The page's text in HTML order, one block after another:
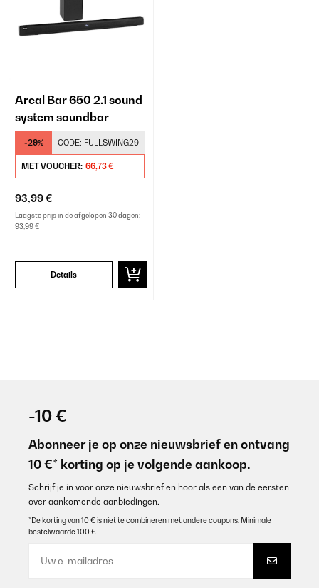
Areal Bar 650 2.1 sound
system soundbar
-29% CODE: FULLSWING29
MET VOUCHER: 66,73 €
93,99 €
Laagste prijs in de afgelopen 30 dagen:
93,99 €
Details
-10 €
Abonneer je op onze nieuwsbrief en ontvang
10 €* korting op je volgende aankoop.
Schrijf je in voor onze nieuwsbrief en hoor als een van de eersten
over aankomende aanbiedingen.
*De korting van 10 € is niet te combineren met andere coupons. Minimale
bestelwaarde 100 €.